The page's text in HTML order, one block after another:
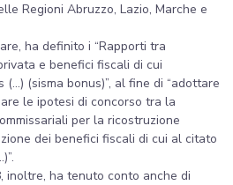
Regioni Abruzzo, Lazio, Marche e
ha definito i “Rapporti tra
e benefici fiscali di cui
(...) (sisma bonus)”, al fine di “adottare
le ipotesi di concorso tra la
per la ricostruzione
dei benefici fiscali di cui al citato
inoltre, ha tenuto conto anche di